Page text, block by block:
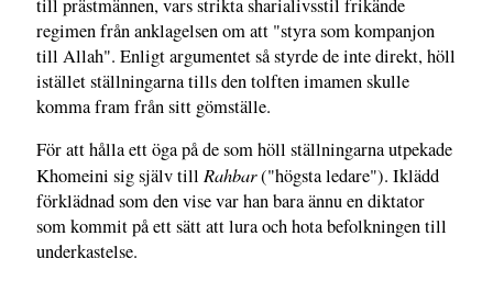
till prästmännen, vars strikta sharialivsstil frikände
regimen från anklagelsen om att "styra som kompanjon
till Allah". Enligt argumentet så styrde de inte direkt, höll
istället ställningarna tills den tolften imamen skulle
komma fram från sitt gömställe.
För att hålla ett öga på de som höll ställningarna utpekade
Khomeini sig själv till Rahbar("högsta ledare"). Iklädd
förklädnad som den vise var han bara ännu en diktator
som kommit på ett sätt att lura och hota befolkningen till
underkastelse.